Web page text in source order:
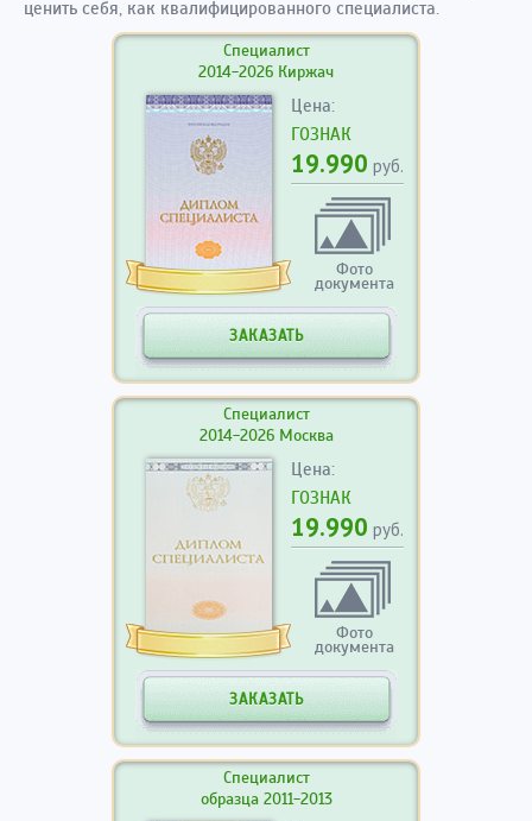
ценить себя, как квалифицированного специалиста.
Специалист
2014-2026 Киржач
Цена:
ГОЗНАК
19.990 руб.
Фото
документа
ЗАКАЗАТЬ
Специалист
2014-2026 Москва
Цена:
ГОЗНАК
19.990 руб.
Фото
документа
ЗАКАЗАТЬ
Специалист
образца 2011-2013